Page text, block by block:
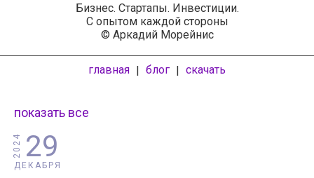
Бизнес. Стартапы. Инвестиции.
С опытом каждой стороны
© Аркадий Морейнис
главная | блог | скачать
показать все
29
ДЕКАБРЯ
2024